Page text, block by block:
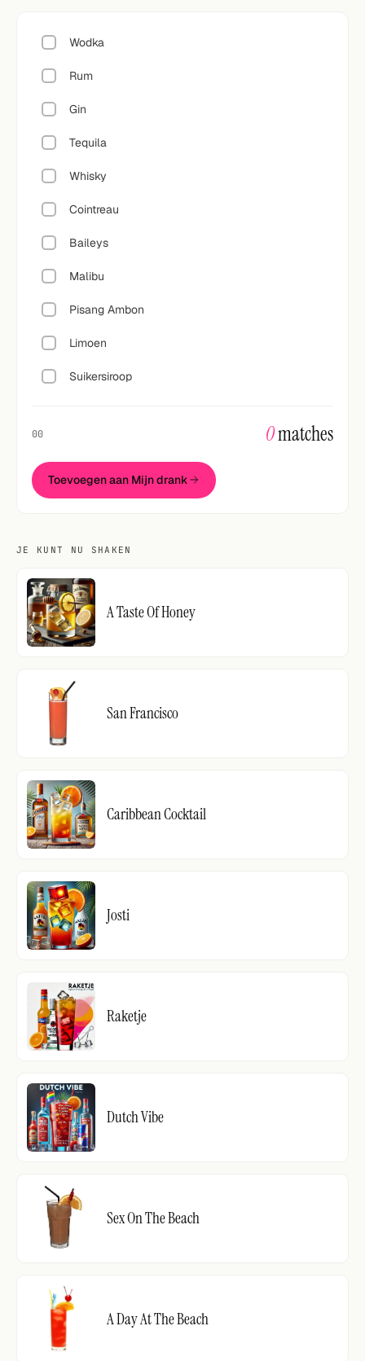
Wodka
Rum
Gin
Tequila
Whisky
Cointreau
Baileys
Malibu
Pisang Ambon
Limoen
Suikersiroop
00 0matches
Toevoegen aan Mijn drank
JE KUNT NU SHAKEN
A Taste Of Honey
San Francisco
Caribbean Cocktail
Josti
Raketje
Dutch Vibe
Sex On The Beach
A Day At The Beach